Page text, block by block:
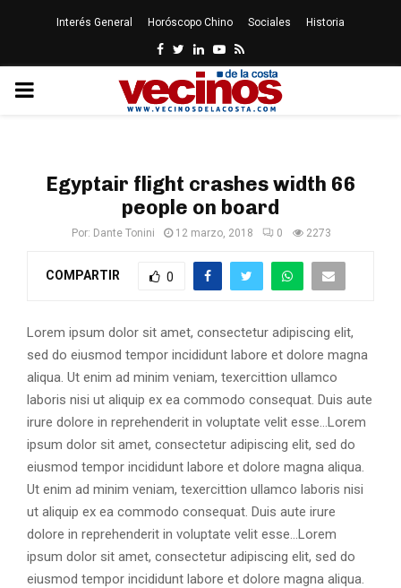
Interés General Horóscopo Chino Sociales Historia
Facebook
Twitter
LinkedinYoutube
Rss
PRIMARY
Egyptair flight crashes width 66
people on board
Por: Dante Tonini 12 marzo, 2018 0 2273
COMPARTIR 0
Lorem ipsum dolor sit amet, consectetur adipiscing elit,
sed do eiusmod tempor incididunt labore et dolore magna
aliqua. Ut enim ad minim veniam, texercittion ullamco
laboris nisi ut aliquip ex ea commodo consequat. Duis aute
irure dolore in reprehenderit in voluptate velit esse… Lorem
ipsum dolor sit amet, consectetur adipiscing elit, sed do
eiusmod tempor incididunt labore et dolore magna aliqua.
Ut enim ad minim veniam, texercittion ullamco laboris nisi
ut aliquip ex ea commodo consequat. Duis aute irure
dolore in reprehenderit in voluptate velit esse…Lorem
ipsum dolor sit amet, consectetur adipiscing elit, sed do
eiusmod tempor incididunt labore et dolore magna aliqua.